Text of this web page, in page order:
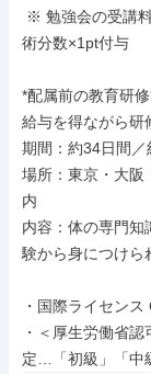
術分数×1pt付与
*配属前の教育研
給与を得ながら研
期間：約34日間／
場所：東京・大阪
内
内容：体の専門知
験から身につけら
・国際ライセン
・＜厚生労働省
定…「初級」「中